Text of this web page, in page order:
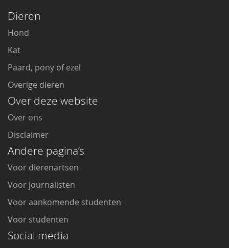
Dieren
Hond
Kat
Paard, pony of ezel
Overige dieren
Over deze website
Over ons
Disclaimer
Andere pagina’s
Voor dierenartsen
Voor journalisten
Voor aankomende studenten
Voor studenten
Social media